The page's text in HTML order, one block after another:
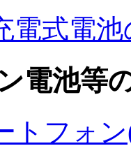
電式電
電池等
トフォ